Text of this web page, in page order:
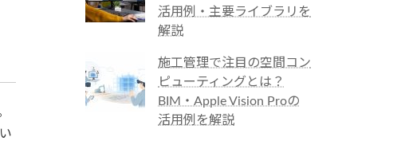
活用例・主要ライブラリを
解説
施工管理で注目の空間コン
ピューティングとは？
BIM・Apple Vision Proの
活用例を解説